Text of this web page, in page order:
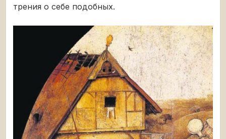
трения о себе подобных.